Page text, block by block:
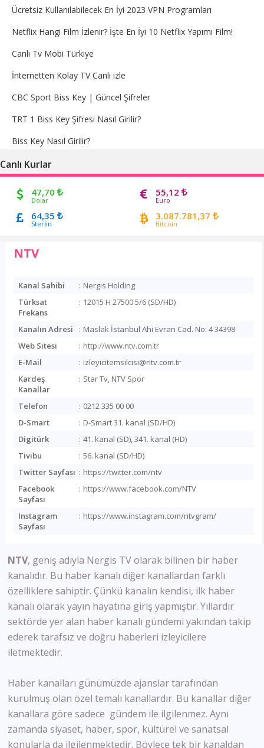
Ücretsiz Kullanılabilecek En İyi 2023 VPN Programları
Netflix Hangi Film İzlenir? İşte En İyi 10 Netflix Yapımı Film!
Canlı Tv Mobi Türkiye
İnternetten Kolay TV Canlı izle
CBC Sport Biss Key | Güncel Şifreler
TRT 1 Biss Key Şifresi Nasıl Girilir?
Biss Key Nasıl Girilir?
Canlı Kurlar
47,70
Dolar
55,12
Euro
64,35
Sterlin
3.087.781,37
Bitcoin
NTV
Kanal Sahibi : Nergis Holding
Türksat
Frekans
: 12015 H 27500 5/6 (SD/HD)
Kanalın Adresi : Maslak İstanbul Ahi Evran Cad. No: 4 34398
Web Sitesi
: http://www.ntv.com.tr
E-Mail
: izleyicitemsilcisi@ntv.com.tr
Kardeş
Kanallar
: Star Tv, NTV Spor
Telefon : 0212 335 00 00
D-Smart
: D-Smart 31. kanal (SD/HD)
Digitürk
: 41. kanal (SD), 341. kanal (HD)
Tivibu
: 56. kanal (SD/HD)
Twitter Sayfası : https://twitter.com/ntv
Facebook
Sayfası
: https://www.facebook.com/NTV
Instagram
Sayfası
: https://www.instagram.com/ntvgram/
NTV, geniş adıyla Nergis TV olarak bilinen bir haber
kanalıdır. Bu haber kanalı diğer kanallardan farklı
özelliklere sahiptir. Çünkü kanalın kendisi, ilk haber
kanalı olarak yayın hayatına giriş yapmıştır. Yıllardır
sektörde yer alan haber kanalı gündemi yakından takip
ederek tarafsız ve doğru haberleri izleyicilere
iletmektedir.
Haber kanalları günümüzde ajanslar tarafından
kurulmuş olan özel temalı kanallardır. Bu kanallar diğer
kanallara göre sadece gündem ile ilgilenmez. Aynı
zamanda siyaset, haber, spor, kültürel ve sanatsal
konularla da ilgilenmektedir. Böylece tek bir kanaldan